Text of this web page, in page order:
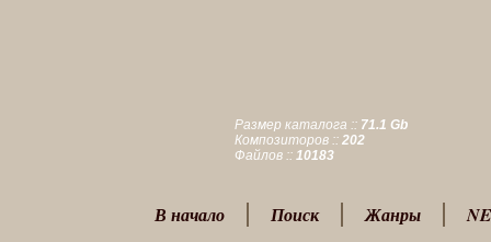
Размер каталога :: 71.1 Gb
Композиторов :: 202
Файлов :: 10183
В начало Поиск Жанры